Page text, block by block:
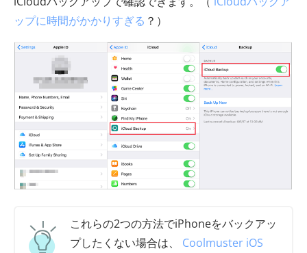
ップに時間がかかりすぎる ？）
これらの2つの方法でiPhoneをバックアッ
プしたくない場合は、 Coolmuster iOS